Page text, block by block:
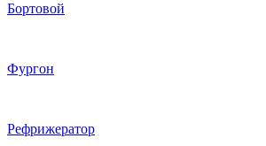
Бортовой
Фургон
Рефрижератор